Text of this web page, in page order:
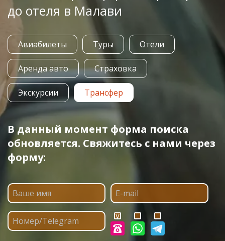
до отеля в Малави
Авиабилеты Туры Отели
Аренда авто Страховка
Экскурсии Трансфер
В данный момент форма поиска
обновляется. Свяжитесь с нами через
форму: